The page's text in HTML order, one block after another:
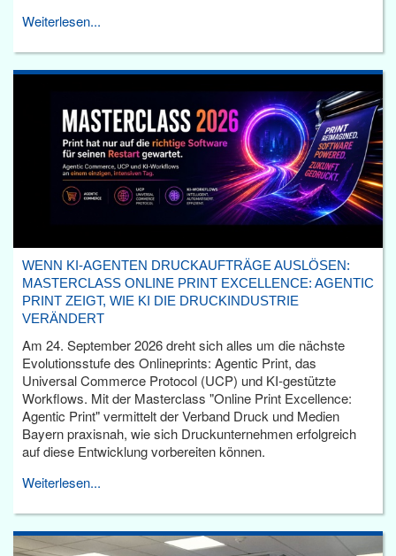
Weiterlesen...
WENN KI-AGENTEN DRUCKAUFTRÄGE AUSLÖSEN:
MASTERCLASS ONLINE PRINT EXCELLENCE: AGENTIC
PRINT ZEIGT, WIE KI DIE DRUCKINDUSTRIE
VERÄNDERT
Am 24. September 2026 dreht sich alles um die nächste
Evolutionsstufe des Onlineprints: Agentic Print, das
Universal Commerce Protocol (UCP) und KI-gestützte
Workflows. Mit der Masterclass "Online Print Excellence:
Agentic Print" vermittelt der Verband Druck und Medien
Bayern praxisnah, wie sich Druckunternehmen erfolgreich
auf diese Entwicklung vorbereiten können.
Weiterlesen...